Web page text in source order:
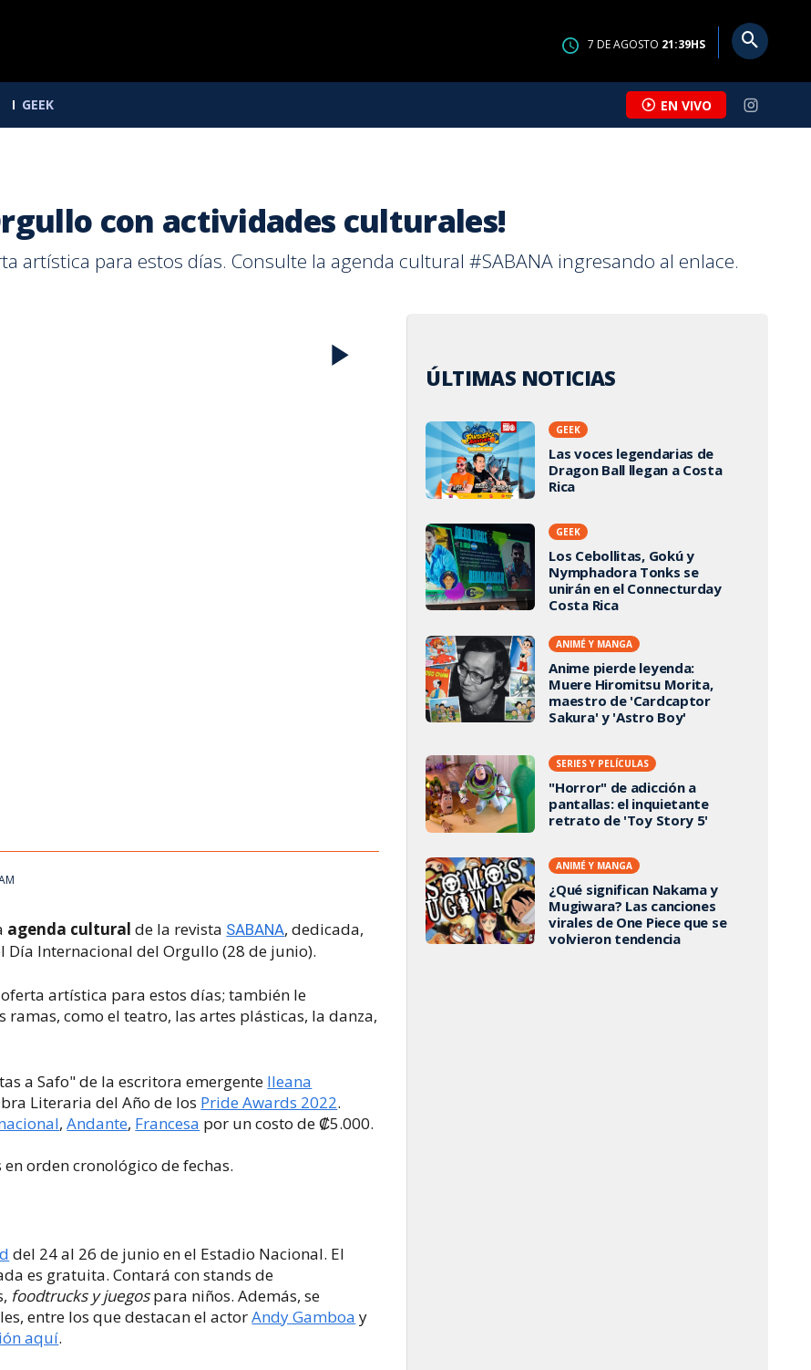
7 DEAGOSTO 21:39HS
GEEK EN VIVO
con actividades culturales!
artística para estos días. Consulte la agenda cultural #SABANA ingresando al enlace.
agenda cultural de la revista SABANA, dedicada,
Día Internacional del Orgullo (28 de junio).
artística para estos días; también le
ramas, como el teatro, las artes plásticas, la danza,
a Safo" de la escritora emergente Ileana
Literaria del Año de los Pride Awards 2022.
,Andante, Francesa por un costo de₡5.000.
orden cronológico de fechas.
del 24 al 26 de junio en el Estadio Nacional. El
es gratuita. Contará con stands de
foodtrucks y juegospara niños. Además, se
entre los que destacan el actorAndy Gamboa y
aquí.
ÚLTIMAS NOTICIAS
GEEK
Las voces legendarias de
Dragon Ball llegan a Costa
Rica
GEEK
Los Cebollitas, Gokú y
Nymphadora Tonks se
unirán en el Connecturday
Costa Rica
ANIMÉ Y MANGA
Anime pierde leyenda:
Muere Hiromitsu Morita,
maestro de 'Cardcaptor
Sakura' y 'Astro Boy'
SERIES Y PELÍCULAS
"Horror" de adicción a
pantallas: el inquietante
retrato de 'Toy Story 5'
ANIMÉ Y MANGA
¿Qué significan Nakama y
Mugiwara? Las canciones
virales de One Piece que se
volvieron tendencia